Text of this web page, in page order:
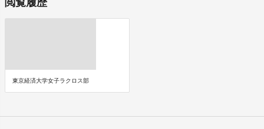
閲覧履歴
東京経済大学女子ラクロス部